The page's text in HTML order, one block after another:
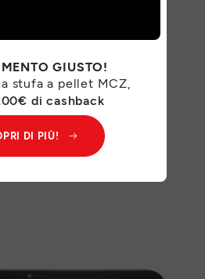
GIUSTO!
stufa a pellet MCZ,
di cashback
DI PIÙ!